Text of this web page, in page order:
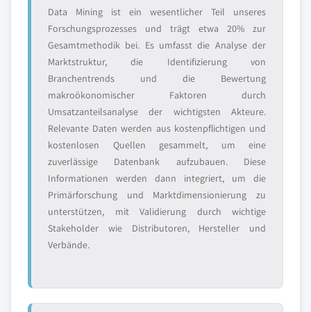
Data Mining ist ein wesentlicher Teil unseres
Forschungsprozesses und trägt etwa 20% zur
Gesamtmethodik bei. Es umfasst die Analyse der
Marktstruktur, die Identifizierung von
Branchentrends und die Bewertung
makroökonomischer Faktoren durch
Umsatzanteilsanalyse der wichtigsten Akteure.
Relevante Daten werden aus kostenpflichtigen und
kostenlosen Quellen gesammelt, um eine
zuverlässige Datenbank aufzubauen. Diese
Informationen werden dann integriert, um die
Primärforschung und Marktdimensionierung zu
unterstützen, mit Validierung durch wichtige
Stakeholder wie Distributoren, Hersteller und
Verbände.